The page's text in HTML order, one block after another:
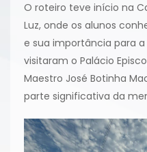
O roteiro teve início na
Luz, onde os alunos
e sua importância para
visitaram o Palácio
Maestro José Botinha
parte significativa da